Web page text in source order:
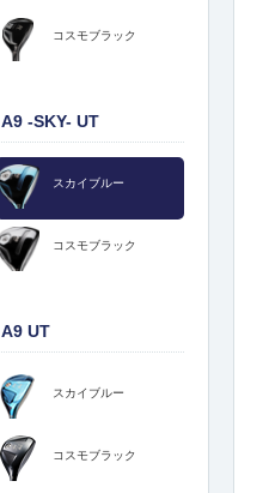
コスモブラック
A9 -SKY- UT
スカイブルー
コスモブラック
A9 UT
スカイブルー
コスモブラック